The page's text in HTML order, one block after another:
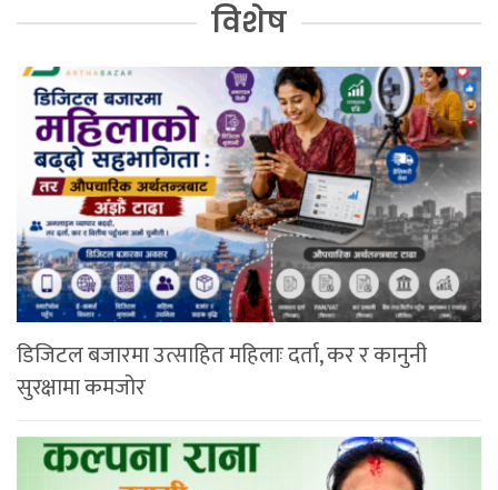
विशेष
डिजिटल बजारमा उत्साहित महिलाः दर्ता, कर र कानुनी
सुरक्षामा कमजोर